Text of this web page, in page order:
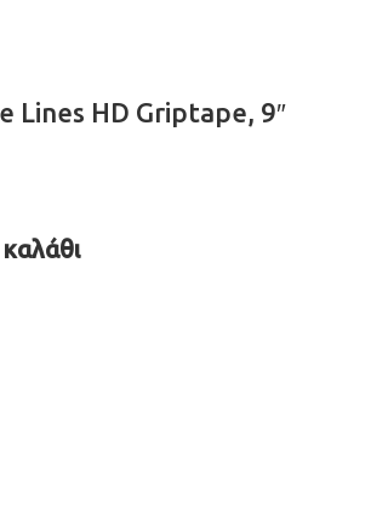
Lines HD Griptape, 9″